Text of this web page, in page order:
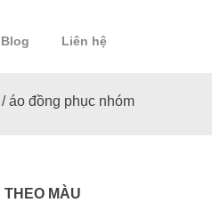
Blog Liên hệ
/áo đồng phục nhóm
MÀU